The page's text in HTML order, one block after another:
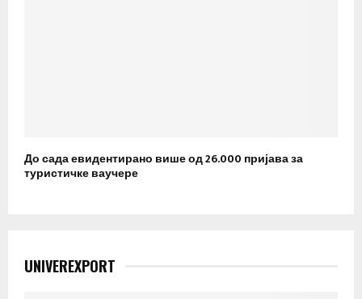
До сада евидентирано више од 26.000 пријава за
туристичке ваучере
UNIVEREXPORT